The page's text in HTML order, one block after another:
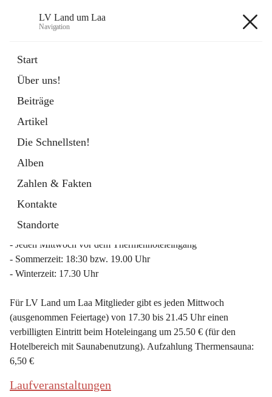
LV Land um Laa
Navigation
Start
Über uns!
Beiträge
Artikel
Die Schnellsten!
Alben
Zahlen & Fakten
Kontakte
Standorte
Externe Webseite
in
Tab
Mitgliederinfo 2026
Lauftreff
- Jeden Mittwoch vor dem Thermenhoteleingang
- Sommerzeit: 18:30 bzw. 19.00 Uhr
- Winterzeit: 17.30 Uhr
Für LV Land um Laa Mitglieder gibt es jeden Mittwoch
(ausgenommen Feiertage) von 17.30 bis 21.45 Uhr einen
verbilligten Eintritt beim Hoteleingang um 25.50 € (für den
Hotelbereich mit Saunabenutzung). Aufzahlung Thermensauna:
6,50 €
Laufveranstaltungen